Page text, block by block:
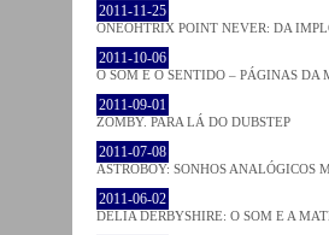
2011-11-25
ONEOHTRIX POINT NEVER: DA
2011-10-06
O SOM E O SENTIDO – PÁGINAS DA
2011-09-01
ZOMBY. PARA LÁ DO DUBSTEP
2011-07-08
ASTROBOY: SONHOS ANALÓGICOS
2011-06-02
DELIA DERBYSHIRE: O SOM E A